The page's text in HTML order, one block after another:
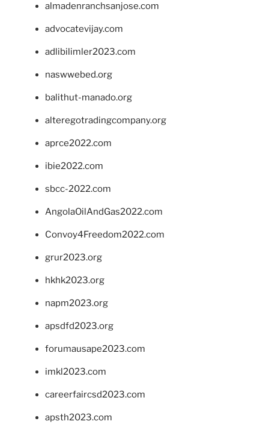
almadenranchsanjose.com
advocatevijay.com
adlibilimler2023.com
naswwebed.org
balithut-manado.org
alteregotradingcompany.org
aprce2022.com
ibie2022.com
sbcc-2022.com
AngolaOilAndGas2022.com
Convoy4Freedom2022.com
grur2023.org
hkhk2023.org
napm2023.org
apsdfd2023.org
forumausape2023.com
imkl2023.com
careerfaircsd2023.com
apsth2023.com